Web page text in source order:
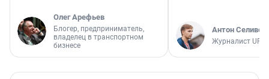
Олег Арефьев
Блогер, предприниматель,
владелец в транспортном
бизнесе
Антон
Журналист